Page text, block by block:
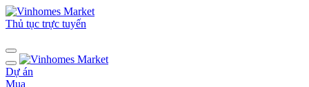
Thủ tục trực tuyến
Dự án
Mua